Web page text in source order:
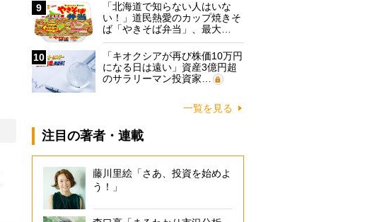
9
「北海道で知らない人はいな
い！」道民熱愛のカップ焼きそ
ば「やきそば弁当」、最大…
10
「キオクシアが再び株価10万円
になる日は遠い」資産3億円超
のサラリーマン投資家…
一覧を見る
注目の著者・連載
藤川里絵「さあ、投資を始めよ
う！」